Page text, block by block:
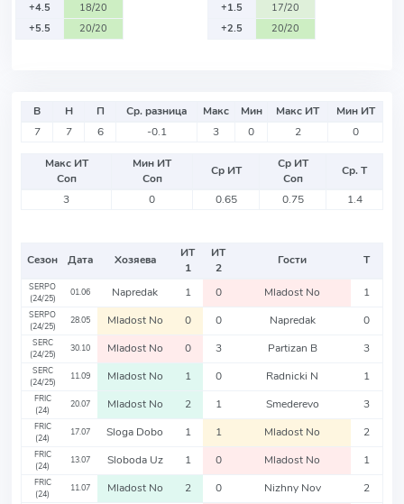
+4.5
18/20
+5.5
20/20
+1.5
17/20
+2.5
20/20
В Н П Ср. разница Макс Мин Макс ИТ
Мин ИТ
7
7 6 -0.1 3 0 2 0
Макс ИТ
Соп
Мин ИТ
Соп
Ср ИТ
Ср ИТ
Соп
Ср. Т
3
0 0.65 0.75 1.4
Сезон Дата Хозяева
ИТ
1
ИТ
2
Гости Т
SERPO
(24/25)
01.06 Napredak 1 0 Mladost No 1
SERPO
(24/25)
28.05 Mladost No 0 0 Napredak 0
SERC
(24/25)
30.10 Mladost No 0 3 Partizan B 3
SERC
(24/25)
11.09 Mladost No 1 0 Radnicki N 1
FRIC
(24)
20.07 Mladost No 2 1 Smederevo 3
FRIC
(24)
17.07 Sloga Dobo 1 1 Mladost No 2
FRIC
(24)
13.07 Sloboda Uz 1 0 Mladost No 1
FRIC
(24)
11.07 Mladost No 2 0 Nizhny Nov 2